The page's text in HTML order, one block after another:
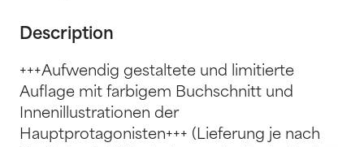
Description
+++Aufwendig gestaltete und limitierte
Auflage mit farbigem Buchschnitt und
Innenillustrationen der
Hauptprotagonisten+++ (Lieferung je nach